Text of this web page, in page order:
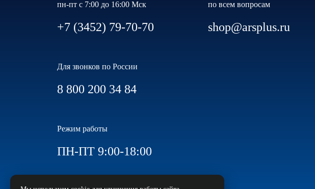
пн-пт с 7:00 до 16:00 Мск
+7 (3452) 79-70-70
по всем вопросам
shop@arsplus.ru
Для звонков по России
8 800 200 34 84
Режим работы
ПН-ПТ 9:00-18:00